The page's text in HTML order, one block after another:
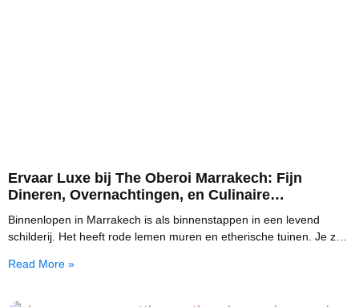
Ervaar Luxe bij The Oberoi Marrakech: Fijn
Dineren, Overnachtingen, en Culinaire
Verwennerijen
Binnenlopen in Marrakech is als binnenstappen in een levend
schilderij. Het heeft rode lemen muren en etherische tuinen. Je zult
Read More »